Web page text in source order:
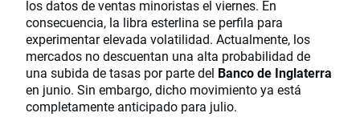
los datos de ventas minoristas el viernes. En
consecuencia, la libra esterlina se perfila para
experimentar elevada volatilidad. Actualmente, los
mercados no descuentan una alta probabilidad de
una subida de tasas por parte del Banco de Inglaterra
en junio. Sin embargo, dicho movimiento ya está
completamente anticipado para julio.